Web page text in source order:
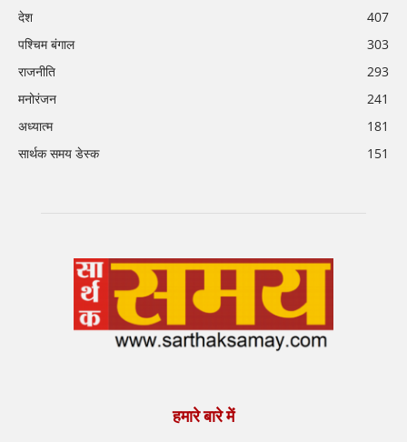
देश
407
पश्चिम बंगाल
303
राजनीति
293
मनोरंजन
241
अध्यात्म
181
सार्थक समय डेस्क
151
हमारे बारे में